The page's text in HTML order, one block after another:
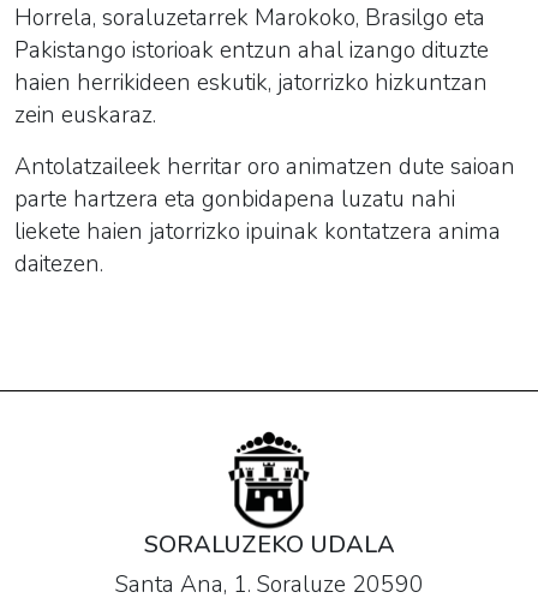
Horrela, soraluzetarrek Marokoko, Brasilgo eta
Pakistango istorioak entzun ahal izango dituzte
haien herrikideen eskutik, jatorrizko hizkuntzan
zein euskaraz.
Antolatzaileek herritar oro animatzen dute saioan
parte hartzera eta gonbidapena luzatu nahi
liekete haien jatorrizko ipuinak kontatzera anima
daitezen.
SORALUZEKO UDALA
Santa Ana, 1. Soraluze 20590